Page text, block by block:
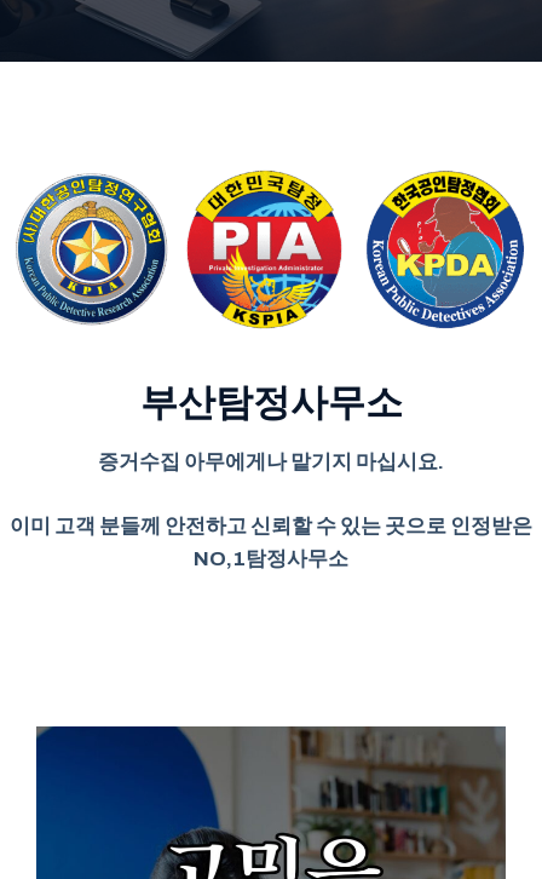
부산탐정사무소
증거수집 아무에게나 맡기지 마십시요.
이미 고객 분들께 안전하고 신뢰할 수 있는 곳으로 인정받은
NO,1탐정사무소